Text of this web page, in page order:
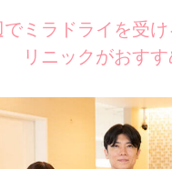
ミラドライを受
リニックがおすす